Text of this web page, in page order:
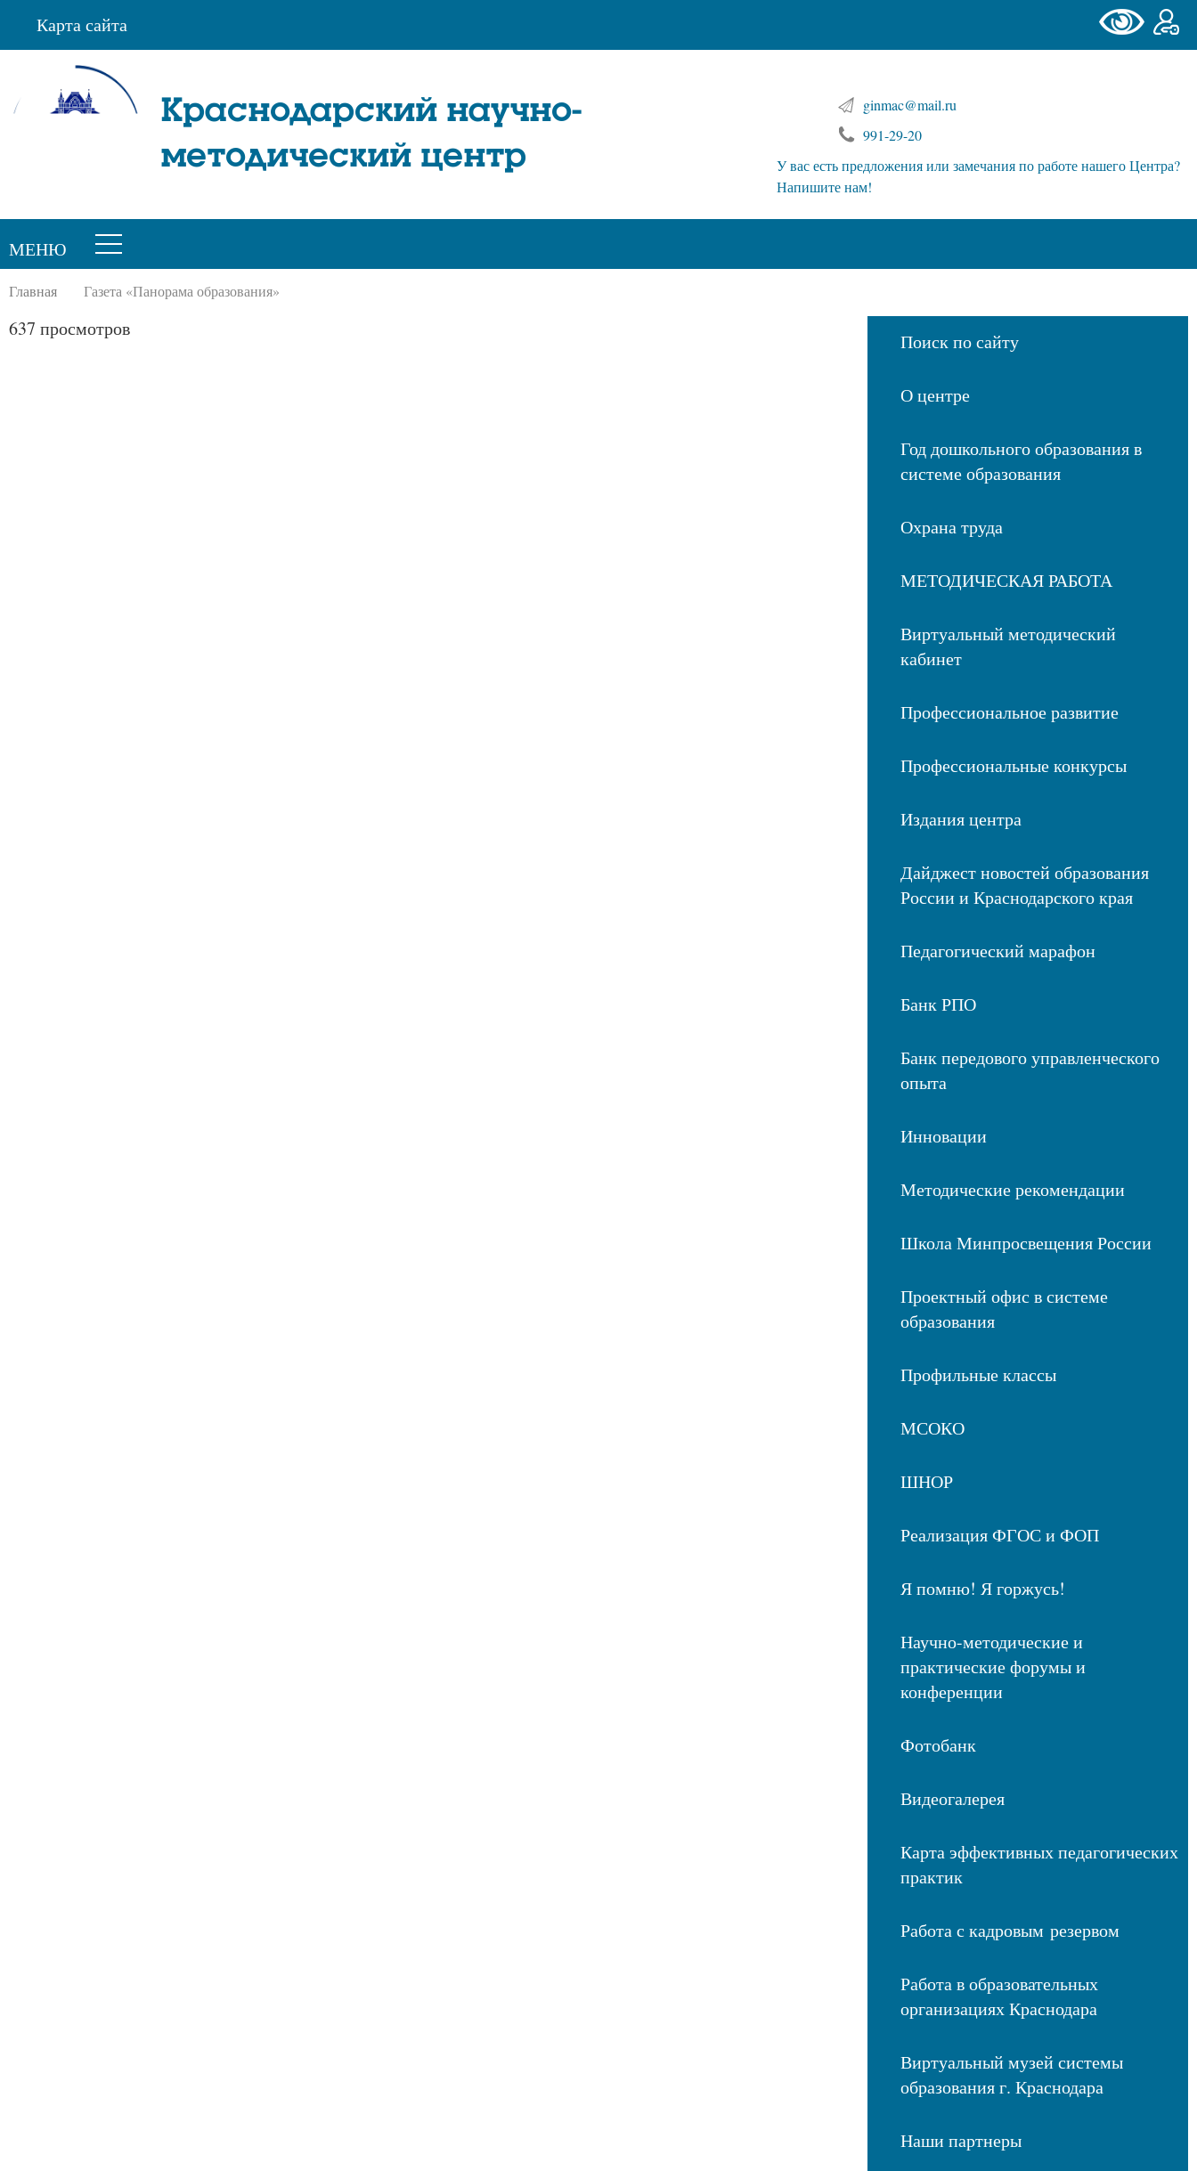
Карта сайта
Краснодарский научно-
методический центр
ginmac@mail.ru
991-29-20
У вас есть предложения или замечания по работе нашего Центра?
Напишите нам!
МЕНЮ
Главная Газета «Панорама образования»
637 просмотров
Поиск по сайту
О центре
Год дошкольного образования в
системе образования
Охрана труда
МЕТОДИЧЕСКАЯ РАБОТА
Виртуальный методический
кабинет
Профессиональное развитие
Профессиональные конкурсы
Издания центра
Дайджест новостей образования
России и Краснодарского края
Педагогический марафон
Банк РПО
Банк передового управленческого
опыта
Инновации
Методические рекомендации
Школа Минпросвещения России
Проектный офис в системе
образования
Профильные классы
МСОКО
ШНОР
Реализация ФГОС и ФОП
Я помню! Я горжусь!
Научно-методические и
практические форумы и
конференции
Фотобанк
Видеогалерея
Карта эффективных педагогических
практик
Работа с кадровым резервом
Работа в образовательных
организациях Краснодара
Виртуальный музей системы
образования г. Краснодара
Наши партнеры